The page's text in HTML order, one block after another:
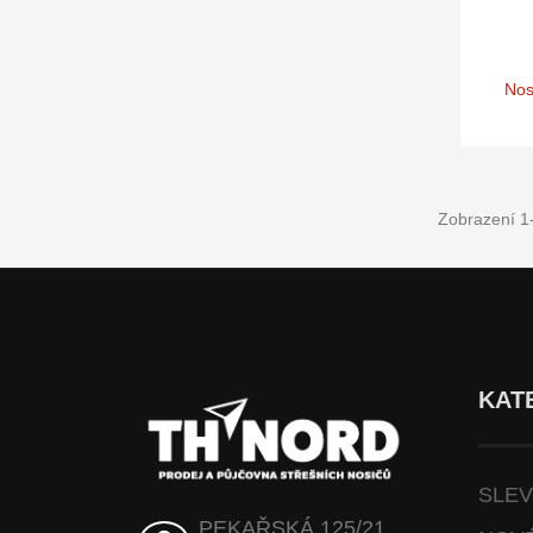
Zobrazení
PEKAŘSKÁ 125/21,